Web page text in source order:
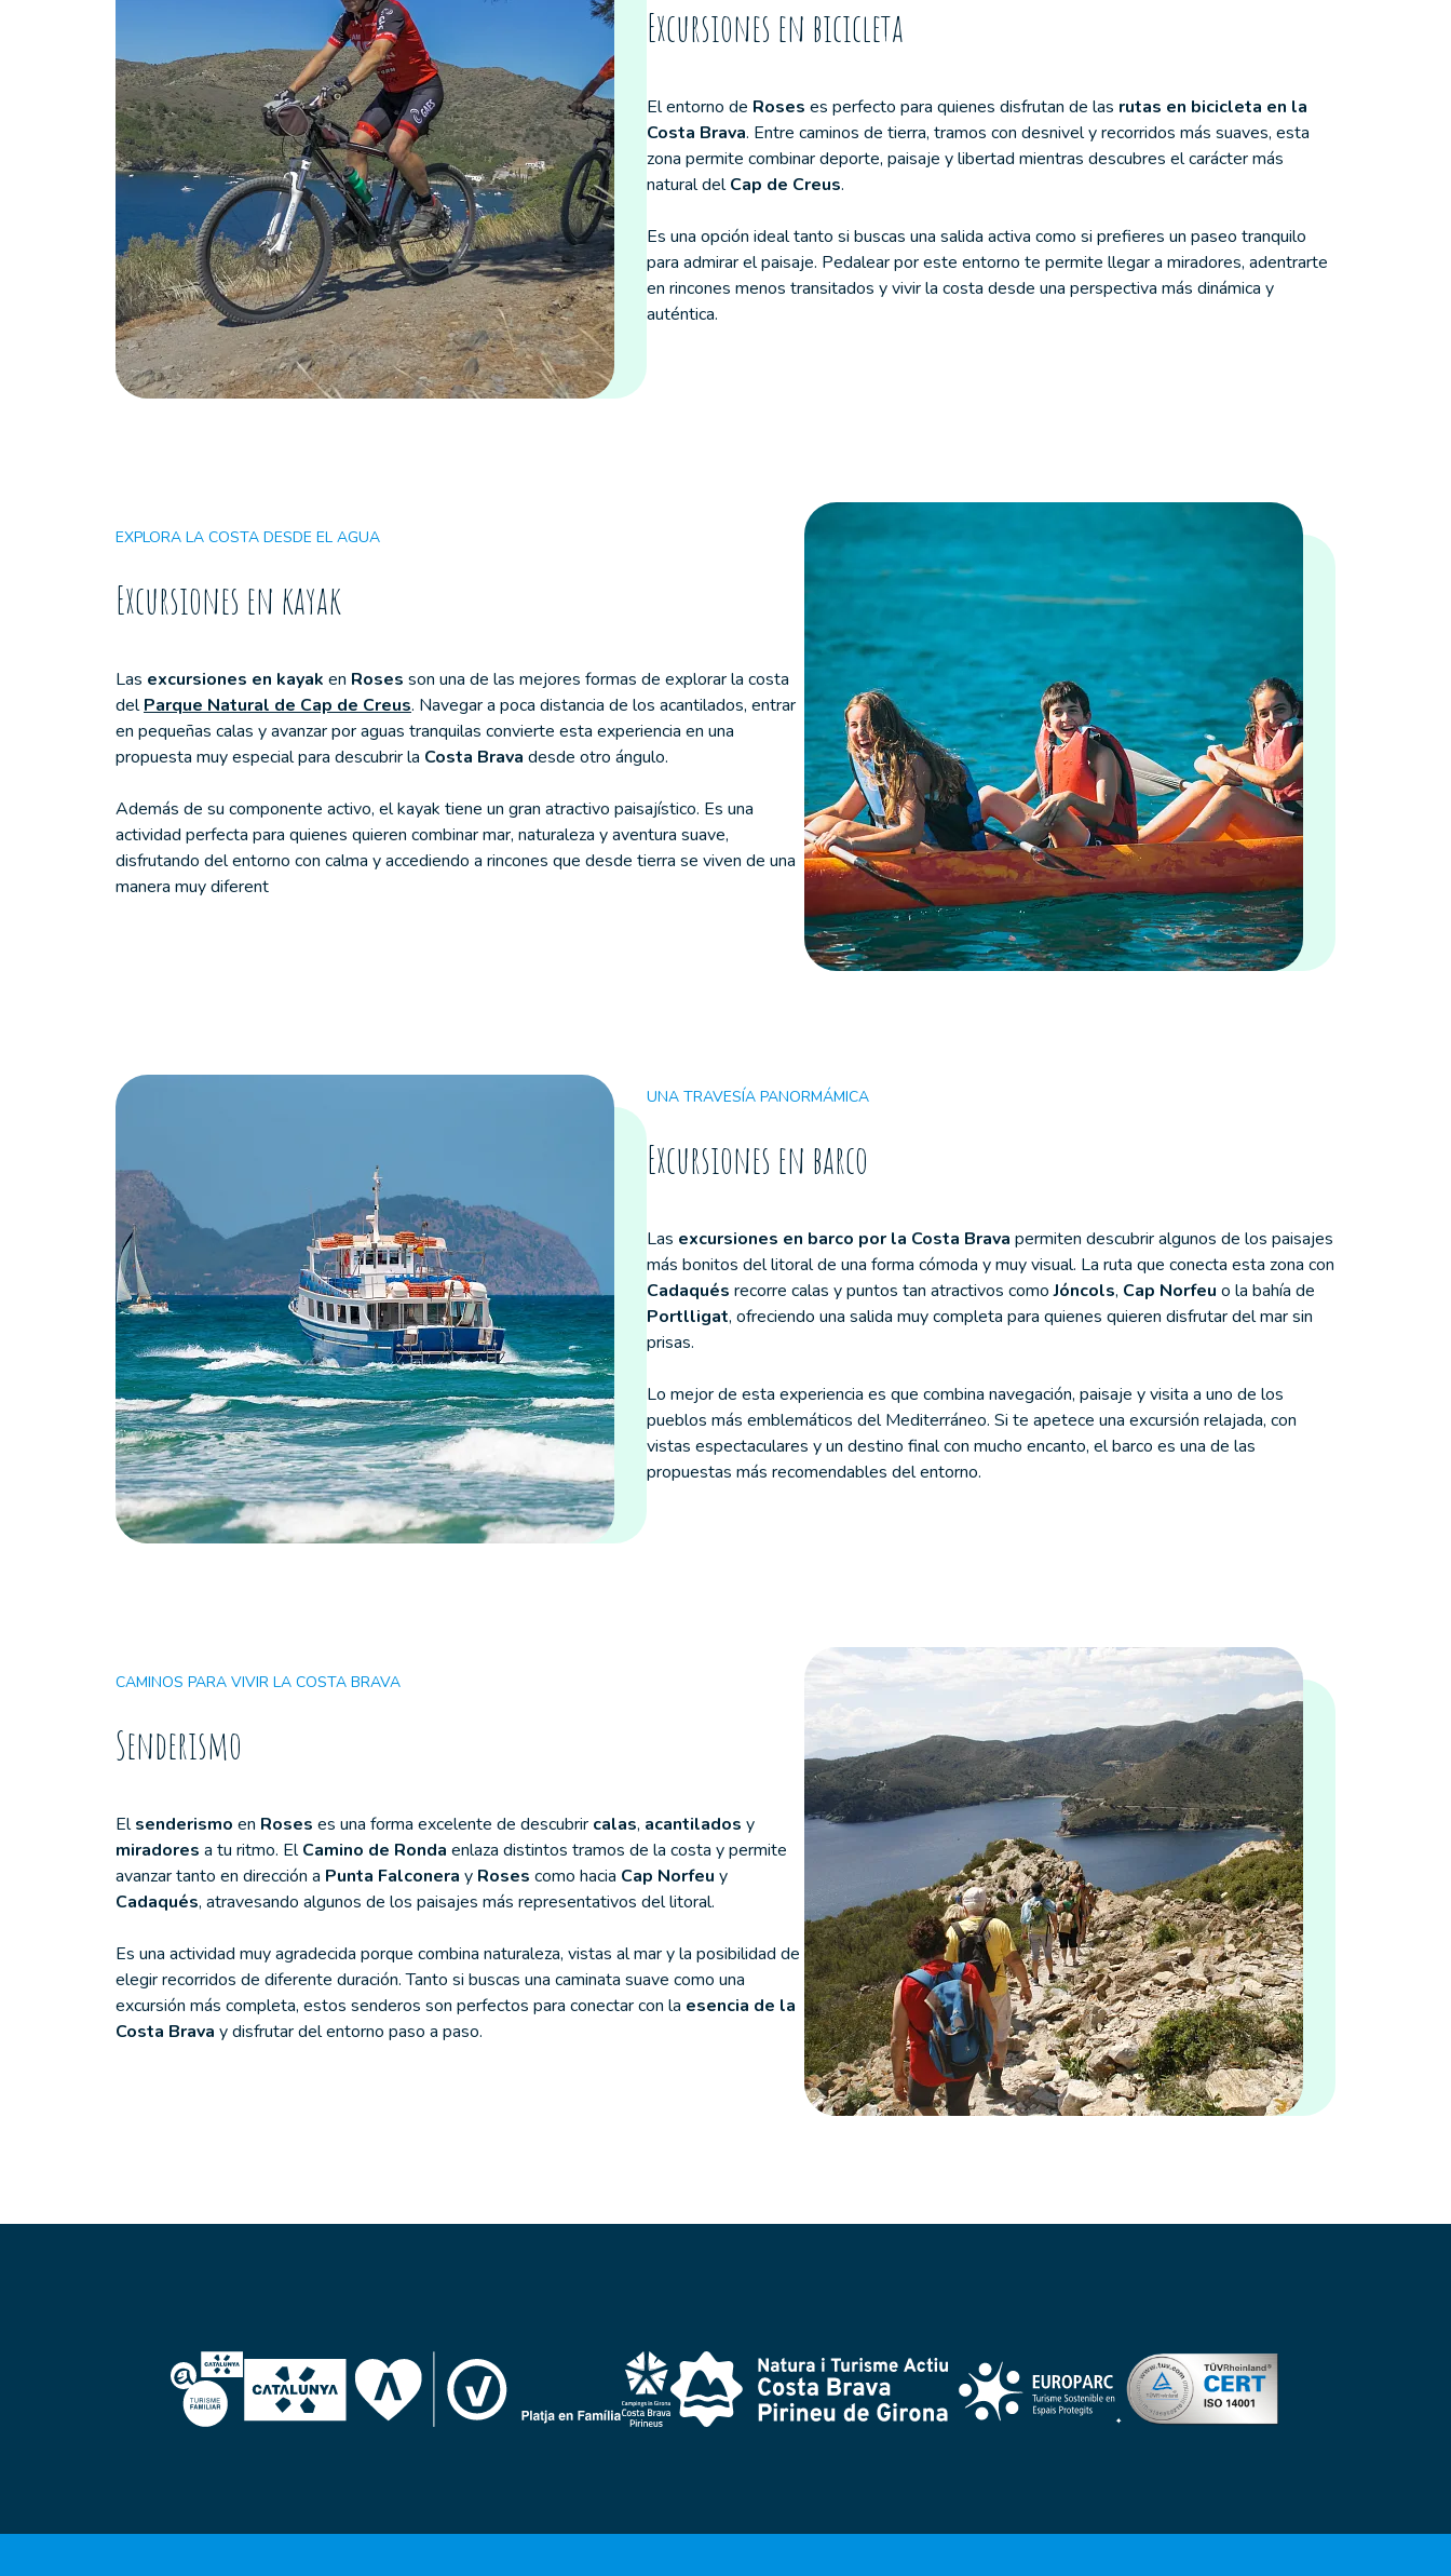
Excursiones en bicicleta
El entorno de Roses es perfecto para quienes disfrutan de las rutas en bicicleta en la
Costa Brava. Entre caminos de tierra, tramos con desnivel y recorridos más suaves, esta
zona permite combinar deporte, paisaje y libertad mientras descubres el carácter más
natural delCap de Creus.
Es una opción ideal tanto si buscas una salida activa como si prefieres un paseo tranquilo
para admirar el paisaje. Pedalear por este entorno te permite llegar a miradores, adentrarte
en rincones menos transitados y vivir la costa desde una perspectiva más dinámica y
auténtica.
EXPLORA LA COSTA DESDE EL AGUA
Excursiones en kayak
Las excursiones en kayak en Roses son una de las mejores formas de explorar la costa
delParque Natural de Cap de Creus. Navegar a poca distancia de los acantilados, entrar
en pequeñas calas y avanzar por aguas tranquilas convierte esta experiencia en una
propuesta muy especial para descubrir la Costa Brava desde otro ángulo.
Además de su componente activo, el kayak tiene un gran atractivo paisajístico. Es una
actividad perfecta para quienes quieren combinar mar, naturaleza y aventura suave,
disfrutando del entorno con calma y accediendo a rincones que desde tierra se viven de una
manera muy diferent
UNA TRAVESÍA PANORMÁMICA
Excursiones en barco
Las excursiones en barco por la Costa Brava permiten descubrir algunos de los paisajes
más bonitos del litoral de una forma cómoda y muy visual. La ruta que conecta esta zona con
Cadaqués recorre calas y puntos tan atractivos comoJóncols, Cap Norfeu o la bahía de
Portlligat, ofreciendo una salida muy completa para quienes quieren disfrutar del mar sin
prisas.
Lo mejor de esta experiencia es que combina navegación, paisaje y visita a uno de los
pueblos más emblemáticos del Mediterráneo. Si te apetece una excursión relajada, con
vistas espectaculares y un destino final con mucho encanto, el barco es una de las
propuestas más recomendables del entorno.
CAMINOS PARA VIVIR LA COSTA BRAVA
Senderismo
Elsenderismo en Roses es una forma excelente de descubrir calas, acantilados y
miradores a tu ritmo. ElCamino de Ronda enlaza distintos tramos de la costa y permite
avanzar tanto en dirección a Punta Falconera y Roses como hacia Cap Norfeu y
Cadaqués, atravesando algunos de los paisajes más representativos del litoral.
Es una actividad muy agradecida porque combina naturaleza, vistas al mar y la posibilidad de
elegir recorridos de diferente duración. Tanto si buscas una caminata suave como una
excursión más completa, estos senderos son perfectos para conectar con la esencia de la
Costa Brava y disfrutar del entorno paso a paso.